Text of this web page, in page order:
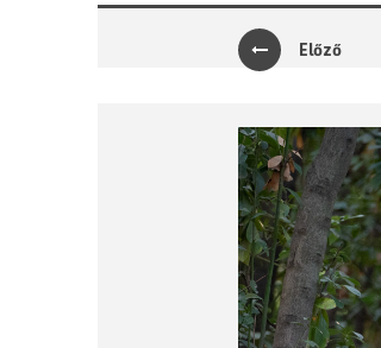
Előző